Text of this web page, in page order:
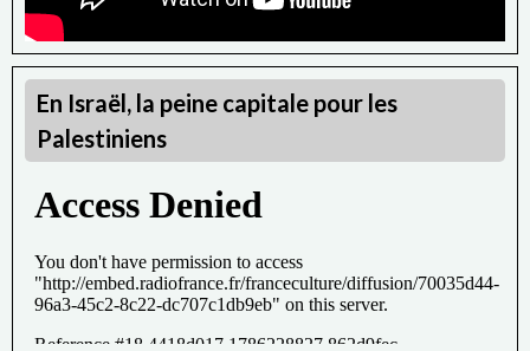
En Israël, la peine capitale pour les
Palestiniens